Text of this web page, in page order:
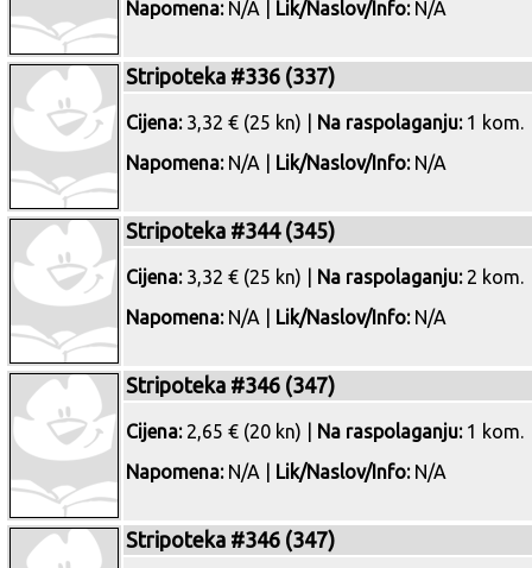
Napomena:N/A | Lik/Naslov/Info:N/A
Stripoteka #336 (337)
Cijena:3,32 € (25 kn) | Na raspolaganju:1 kom.
Napomena:N/A | Lik/Naslov/Info:N/A
Stripoteka #344 (345)
Cijena:3,32 € (25 kn) | Na raspolaganju:2 kom.
Napomena:N/A | Lik/Naslov/Info:N/A
Stripoteka #346 (347)
Cijena:2,65 € (20 kn) | Na raspolaganju:1 kom.
Napomena:N/A | Lik/Naslov/Info:N/A
Stripoteka #346 (347)